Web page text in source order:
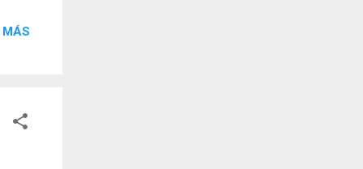
MÁS